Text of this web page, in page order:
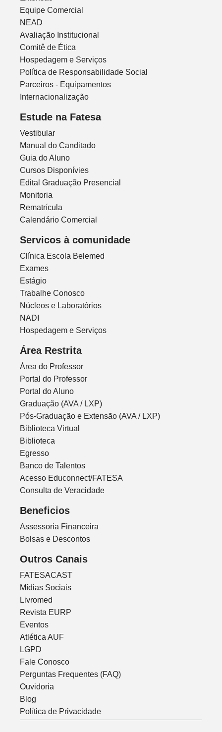
Equipe Comercial
NEAD
Avaliação Institucional
Comitê de Ética
Hospedagem e Serviços
Política de Responsabilidade Social
Parceiros - Equipamentos
Internacionalização
Estude na Fatesa
Vestibular
Manual do Canditado
Guia do Aluno
Cursos Disponívies
Edital Graduação Presencial
Monitoria
Rematrícula
Calendário Comercial
Servicos à comunidade
Clínica Escola Belemed
Exames
Estágio
Trabalhe Conosco
Núcleos e Laboratórios
NADI
Hospedagem e Serviços
Área Restrita
Área do Professor
Portal do Professor
Portal do Aluno
Graduação (AVA / LXP)
Pós-Graduação e Extensão (AVA / LXP)
Biblioteca Virtual
Biblioteca
Egresso
Banco de Talentos
Acesso Educonnect/FATESA
Consulta de Veracidade
Beneficios
Assessoria Financeira
Bolsas e Descontos
Outros Canais
FATESACAST
Mídias Sociais
Livromed
Revista EURP
Eventos
Atlética AUF
LGPD
Fale Conosco
Perguntas Frequentes (FAQ)
Ouvidoria
Blog
Política de Privacidade